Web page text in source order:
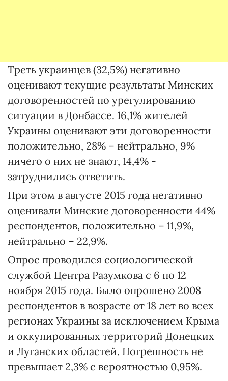
Треть украинцев (32,5%) негативно
оценивают текущие результаты Минских
договоренностей по урегулированию
ситуации в Донбассе. 16,1% жителей
Украины оценивают эти договоренности
положительно, 28% – нейтрально, 9%
ничего о них не знают, 14,4% -
затруднились ответить.
При этом в августе 2015 года негативно
оценивали Минские договоренности 44%
респондентов, положительно – 11,9%,
нейтрально – 22,9%.
Опрос проводился социологической
службой Центра Разумкова с 6 по 12
ноября 2015 года. Было опрошено 2008
респондентов в возрасте от 18 лет во всех
регионах Украины за исключением Крыма
и оккупированных территорий Донецких
и Луганских областей. Погрешность не
превышает 2,3% с вероятностью 0,95%.